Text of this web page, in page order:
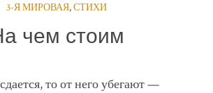
3-Я МИРОВАЯ,СТИХИ
чем стоим
то от него убегают —